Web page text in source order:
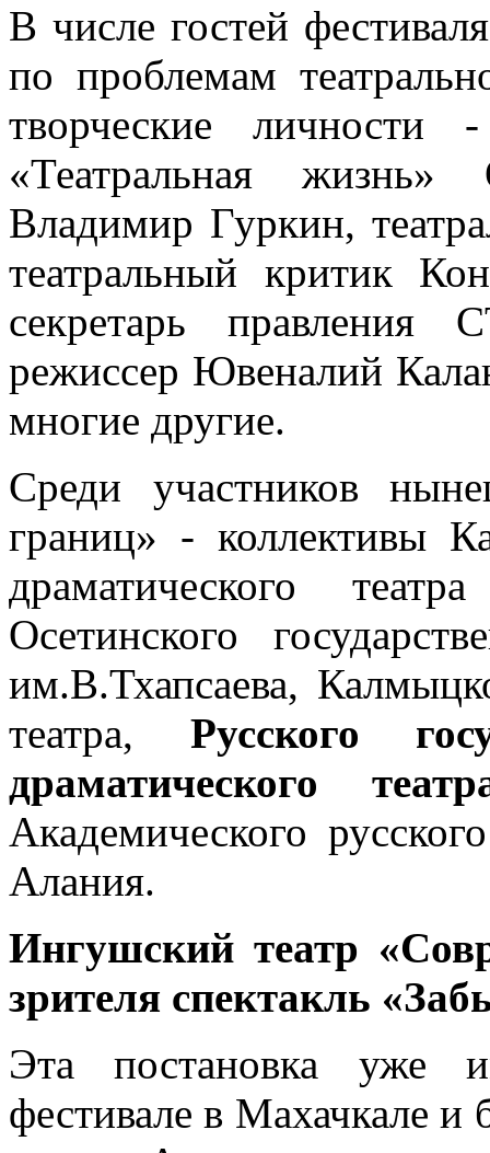
В числе гостей
по проблемам
творческие личности
«Театральная жизнь»
Владимир Гуркин,
театральный критик
секретарь
режиссер Ювеналий
многие другие.
Среди участников
границ» - коллективы
драматического
Осетинского
им.В.Тхапсаева,
театра, Русского
драматического
Академического
Алания.
Ингушский театр
зрителя спектакль
Эта постановка уже
фестивале в Махачкале и